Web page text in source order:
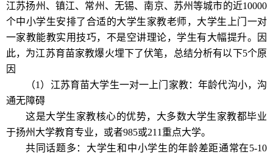
江苏扬州、镇江、常州、无锡、南京、苏州等城市的近10000
个中小学生安排了合适的大学生家教老师，大学生上门一对
一家教能教实用技巧，不是空讲理论，学生有大幅提升。因
此，为江苏育苗家教爆火埋下了伏笔，总结分析有以下5个原
因
（1） 江苏育苗大学生一对一上门 家教：年龄代沟小，沟
通无障碍
这是大学生家教核心的优势，大多数大学生家教都毕业
于扬州大学教育专业，或者985或211重点大学。
共同话题多：大学生和中小学生的年龄差距通常在5-10